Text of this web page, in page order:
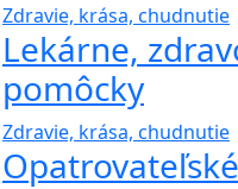
Zdravie, krása, chudnutie
Lekárne,
pomôcky
Zdravie, krása, chudnutie